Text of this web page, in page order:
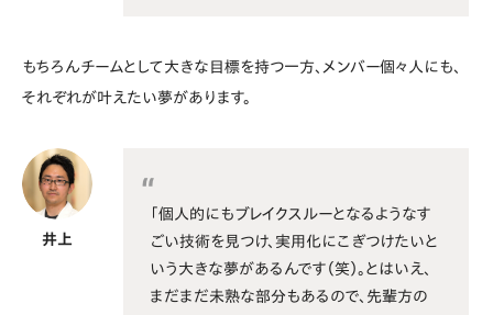
もちろんチームとして大きな目標を持つ一方、メンバー個々人にも、
それぞれが叶えたい夢があります。
井上
「個人的にもブレイクスルーとなるようなす
ごい技術を見つけ、実用化にこぎつけたいと
いう大きな夢があるんです（笑）。とはいえ、
まだまだ未熟な部分もあるので、先輩方の